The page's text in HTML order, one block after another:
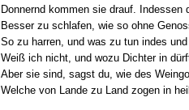
Donnernd kommen sie drauf. Indessen
Besser zu schlafen, wie so ohne
So zu harren, und was zu tun indes und
Weiß ich nicht, und wozu Dichter in
Aber sie sind, sagst du, wie des
Welche von Lande zu Land zogen in